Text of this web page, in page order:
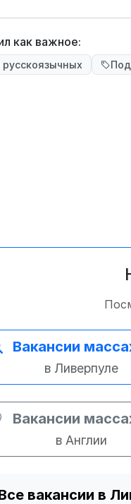
как важное:
Вакансии
в Ливерпуле
Вакансии
в Англии
вакансии в